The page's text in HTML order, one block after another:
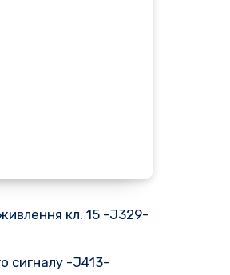
кл. 15 -J329-
сигналу -J413-